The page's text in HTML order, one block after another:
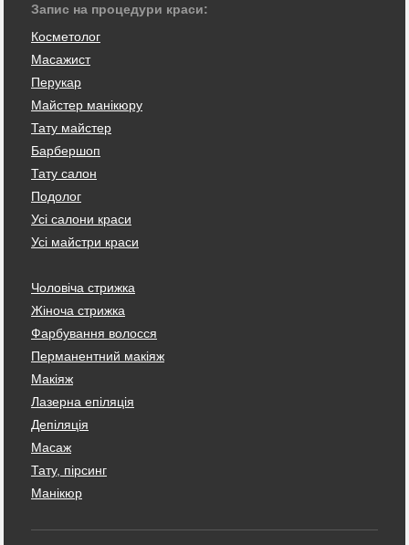
Запис на процедури краси:
Косметолог
Масажист
Перукар
Майстер манікюру
Тату майстер
Барбершоп
Тату салон
Подолог
Усі салони краси
Усі майстри краси
Чоловіча стрижка
Жіноча стрижка
Фарбування волосся
Перманентний макіяж
Макіяж
Лазерна епіляція
Депіляція
Масаж
Тату, пірсинг
Манікюр